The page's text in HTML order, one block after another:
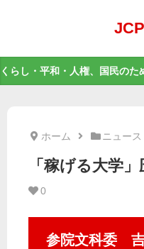
くらし・平和・人権、国民の
ホーム ニュース
「稼げる大学
0
参院文科委 吉